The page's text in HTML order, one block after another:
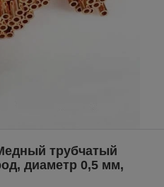
трубчатый
диаметр 0,5 мм,